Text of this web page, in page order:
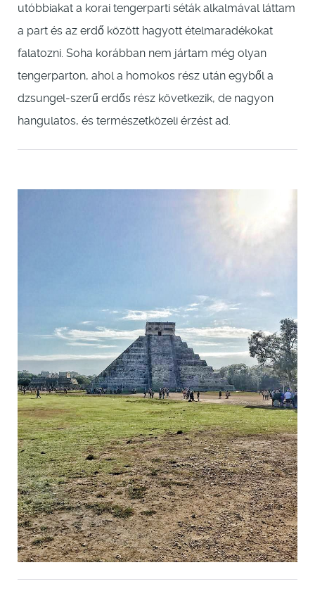
utóbbiakat a korai tengerparti séták alkalmával láttam
a part és az erdő között hagyott ételmaradékokat
falatozni. Soha korábban nem jártam még olyan
tengerparton, ahol a homokos rész után egyből a
dzsungel-szerű erdős rész következik, de nagyon
hangulatos, és természetközeli érzést ad.